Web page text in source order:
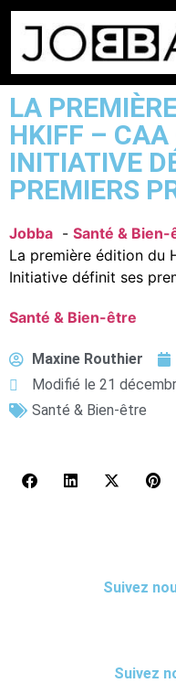
LA
HKIFF – CAA
INITIATIVE
PREMIERS
Jobba
Santé & Bien-
La première édition du
Initiative définit ses
Santé & Bien-être
Maxine Routhier
Modifié le 21
Santé & Bien-être
Suivez
Suivez